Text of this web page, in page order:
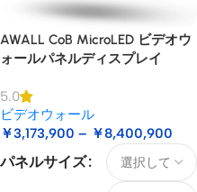
AWALL CoB MicroLED ビデオウ
ォールパネルディスプレイ
5.0
ビデオウォール
￥3,173,900 – ￥8,400,900
パネルサイズ